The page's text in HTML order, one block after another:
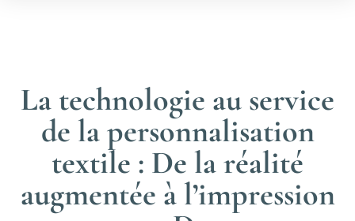
La technologie au service
de la personnalisation
textile : De la réalité
augmentée à l’impression